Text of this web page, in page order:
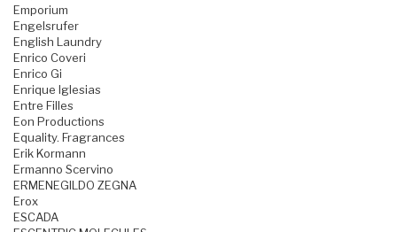
Emporium
Engelsrufer
English Laundry
Enrico Coveri
Enrico Gi
Enrique Iglesias
Entre Filles
Eon Productions
Equality. Fragrances
Erik Kormann
Ermanno Scervino
ERMENEGILDO ZEGNA
Erox
ESCADA